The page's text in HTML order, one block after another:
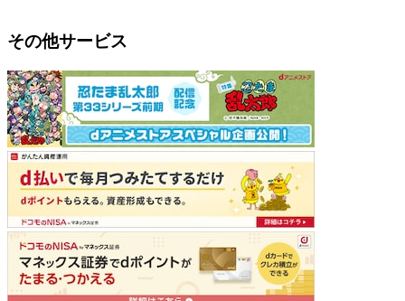
その他サービス